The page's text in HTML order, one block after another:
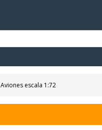
Aviones escala 1:72